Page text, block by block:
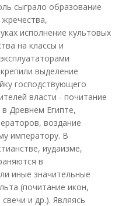
сыграло образование
исполнение культовых
на классы и
выделение
господствующего
власти - почитание
Древнем Египте,
воздание
императору. В
иудаизме,
в
иные значительные
(почитание икон,
и др.). Являясь